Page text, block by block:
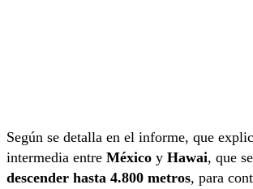
Según se detalla en el informe, que
intermedia entre México y Hawai, que
descender hasta 4.800 metros, para